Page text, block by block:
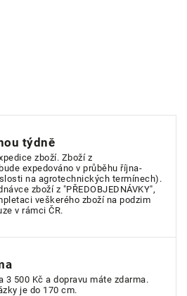
týdně
zboží. Zboží z
expedováno v průběhu října-
na agrotechnických termínech).
zboží z "PŘEDOBJEDNÁVKY",
veškerého zboží na podzim
v rámci ČR.
3 500 Kč a dopravu máte zdarma.
je do 170 cm.